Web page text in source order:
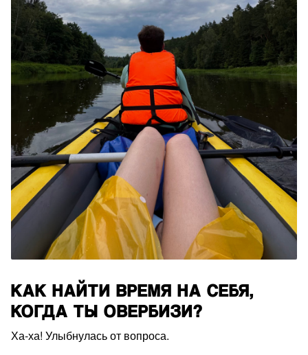
КАК НАЙТИ ВРЕМЯ НА СЕБЯ,
КОГДА ТЫ ОВЕРБИЗИ?
Ха-ха! Улыбнулась от вопроса.